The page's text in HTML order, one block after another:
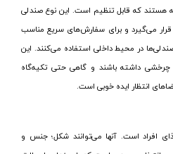
هستند که قابل تنظیم است. این نوع صندلی‌
قرار می‌گیرد و برای سفارش‌های سریع مناسب
در محیط داخلی استفاده می‌کنند. این
چرخشی داشته باشند و گاهی حتی تکیه‌گاه
انتظار ایده خوبی است.
افراد است. آنها می‌توانند شکل؛ جنس و